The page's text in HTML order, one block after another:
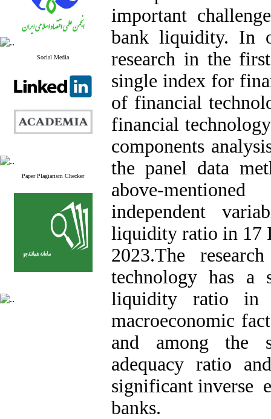
Social Media
Paper Plagiarism Checker
important
bank liquidity. In
research in the
single index for
of financial
financial
components
the panel data
above-
independent
liquidity ratio in 17
2023.The
technology has a
liquidity ratio in
macroeconomic
and among the
adequacy ratio
significant inverse
banks.